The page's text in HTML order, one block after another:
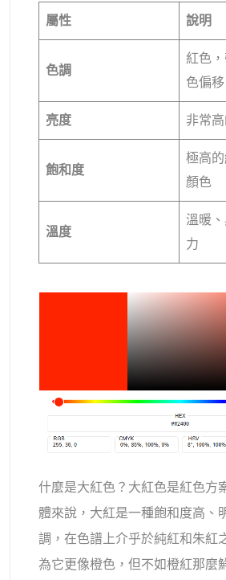
視頻工具
視頻效果
視頻增強器
影片浮水印去除器
屬性 說明
色調
紅色
色偏
亮度 非常
飽和度
極高
顏色
溫度
溫暖
力
什麼是大紅色？大紅色是紅色方
體來說，大紅是一種飽和度高、
調，在色譜上介乎於純紅和朱紅
為它更像橙色，但不如橙紅那麼